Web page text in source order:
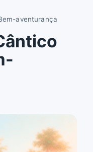
aventurança